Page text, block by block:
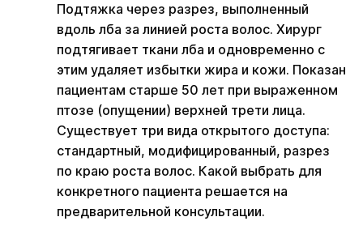
Подтяжка через разрез, выполненный
вдоль лба за линией роста волос. Хирург
подтягивает ткани лба и одновременно с
этим удаляет избытки жира и кожи. Показан
пациентам старше 50 лет при выраженном
птозе (опущении) верхней трети лица.
Существует три вида открытого доступа:
стандартный, модифицированный, разрез
по краю роста волос. Какой выбрать для
конкретного пациента решается на
предварительной консультации.